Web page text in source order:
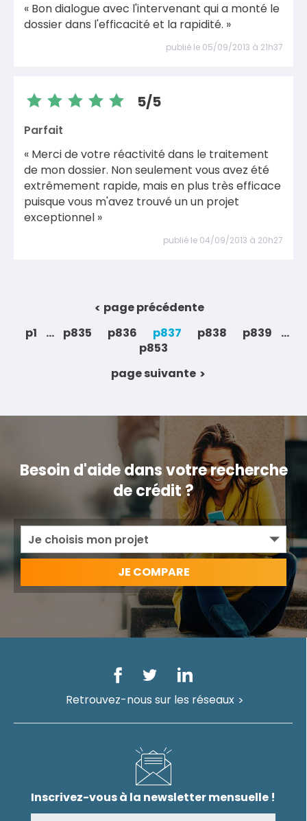
« Bon dialogue avec l'intervenant qui a monté le
dossier dans l'efficacité et la rapidité. »
publié le 05/09/2013 à 21h37
5/5
Parfait
« Merci de votre réactivité dans le traitement
de mon dossier. Non seulement vous avez été
extrêmement rapide, mais en plus très efficace
puisque vous m'avez trouvé un un projet
exceptionnel »
publié le 04/09/2013 à 20h27
page précédente
p1
... p835 p836 p837 p838 p839
...
p853
page suivante
Besoin d'aide dans votre recherche
de crédit ?
Retrouvez-nous sur les réseaux
Inscrivez-vous à la newsletter mensuelle !